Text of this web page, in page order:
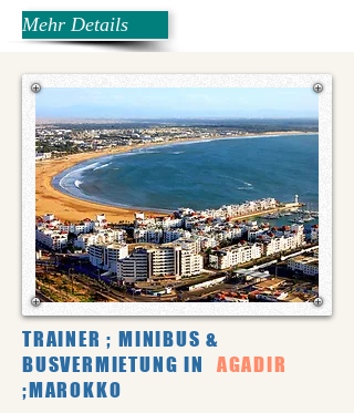
Mehr Details
TRAINER ; MINIBUS &
BUSVERMIETUNG IN
AGADIR
;MAROKKO